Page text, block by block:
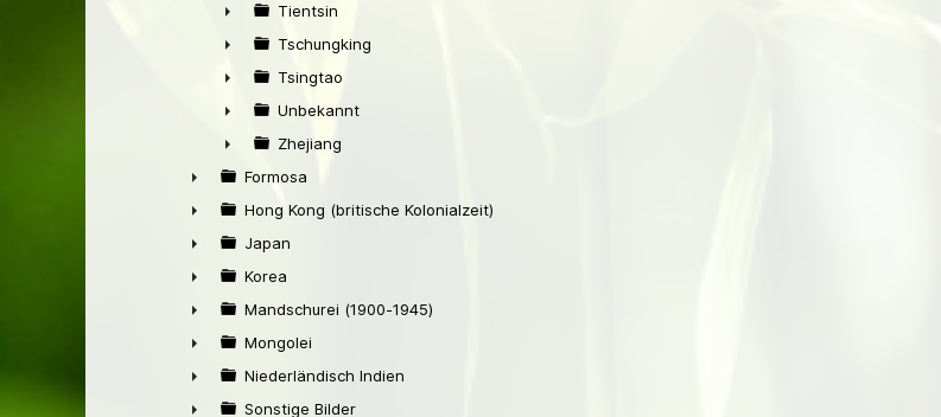
►
►
Tientsin
►
Tschungking
►
Tsingtao
►
Unbekannt
►
Zhejiang
►
Formosa
►
Hong Kong (britische Kolonialzeit)
►
Japan
►
Korea
►
Mandschurei (1900-1945)
►
Mongolei
►
Niederländisch Indien
Sonstige Bilder